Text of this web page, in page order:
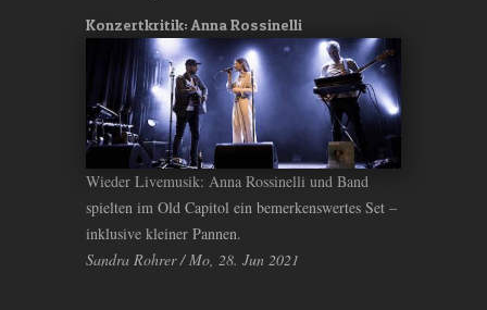
Konzertkritik: Anna Rossinelli
Wieder Livemusik: Anna Rossinelli und Band
spielten im Old Capitol ein bemerkenswertes Set –
inklusive kleiner Pannen.
Sandra Rohrer / Mo, 28. Jun 2021